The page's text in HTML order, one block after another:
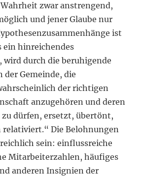
zwar anstrengend,
und jener Glaube nur
ist
ein hinreichendes
durch die beruhigende
der Gemeinde, die
der richtigen
anzugehören und deren
zu dürfen, ersetzt, übertönt,
Die Belohnungen
sein: einflussreiche
Mitarbeiterzahlen, häufiges
anderen Insignien der